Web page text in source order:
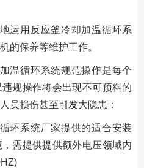
运用反应釜冷却加温循环系
的保养等维护工作。
温循环系统规范操作是每个
规操作将会出现不可预料的
员损伤甚至引发大隐患：
环系统厂家提供的适合安装
需提供提供额外电压领域内